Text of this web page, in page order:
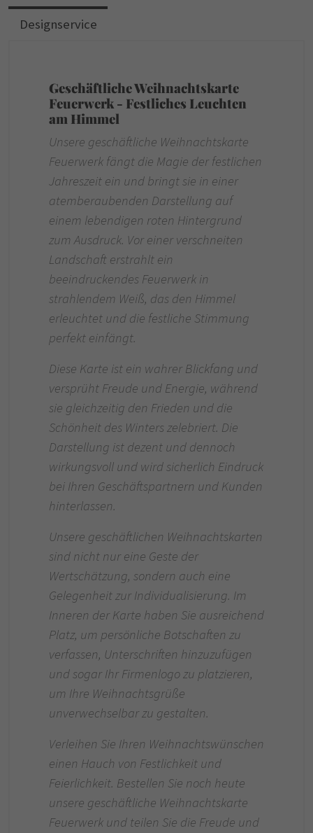
Designservice
Geschäftliche Weihnachtskarte
Feuerwerk - Festliches Leuchten
am Himmel
Unsere geschäftliche Weihnachtskarte
Feuerwerk fängt die Magie der festlichen
Jahreszeit ein und bringt sie in einer
atemberaubenden Darstellung auf
einem lebendigen roten Hintergrund
zum Ausdruck. Vor einer verschneiten
Landschaft erstrahlt ein
beeindruckendes Feuerwerk in
strahlendem Weiß, das den Himmel
erleuchtet und die festliche Stimmung
perfekt einfängt.
Diese Karte ist ein wahrer Blickfang und
versprüht Freude und Energie, während
sie gleichzeitig den Frieden und die
Schönheit des Winters zelebriert. Die
Darstellung ist dezent und dennoch
wirkungsvoll und wird sicherlich Eindruck
bei Ihren Geschäftspartnern und Kunden
hinterlassen.
Unsere geschäftlichen Weihnachtskarten
sind nicht nur eine Geste der
Wertschätzung, sondern auch eine
Gelegenheit zur Individualisierung. Im
Inneren der Karte haben Sie ausreichend
Platz, um persönliche Botschaften zu
verfassen, Unterschriften hinzuzufügen
und sogar Ihr Firmenlogo zu platzieren,
um Ihre Weihnachtsgrüße
unverwechselbar zu gestalten.
Verleihen Sie Ihren Weihnachtswünschen
einen Hauch von Festlichkeit und
Feierlichkeit. Bestellen Sie noch heute
unsere geschäftliche Weihnachtskarte
Feuerwerk und teilen Sie die Freude und